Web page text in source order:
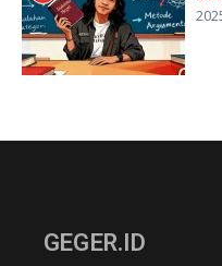
GEGER.ID